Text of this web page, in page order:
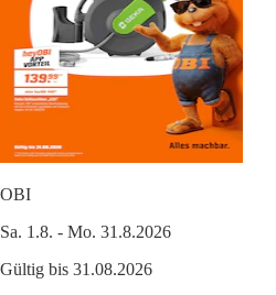
OBI
Sa. 1.8. - Mo. 31.8.2026
Gültig bis 31.08.2026